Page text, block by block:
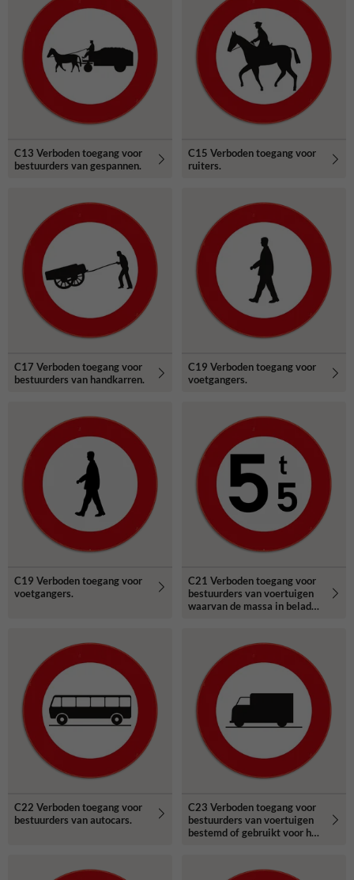
C13 Verboden toegang voor
bestuurders van gespannen.
C15 Verboden toegang voor
ruiters.
C17 Verboden toegang voor
bestuurders van handkarren.
C19 Verboden toegang voor
voetgangers.
C19 Verboden toegang voor
voetgangers.
C21 Verboden toegang voor
bestuurders van voertuigen
waarvan de massa in beladen
C22 Verboden toegang voor
bestuurders van autocars.
C23 Verboden toegang voor
bestuurders van voertuigen
bestemd of gebruikt voor het